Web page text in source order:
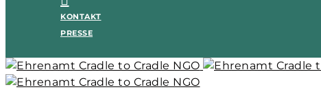
KONTAKT
PRESSE